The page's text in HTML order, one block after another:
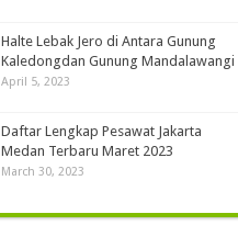
Halte Lebak Jero di Antara Gunung
Kaledongdan Gunung Mandalawangi
April 5, 2023
Daftar Lengkap Pesawat Jakarta
Medan Terbaru Maret 2023
March 30, 2023